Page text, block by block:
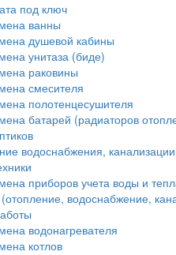
под ключ
ванны
душевой кабины
унитаза (биде)
раковины
смесителя
полотенцесушителя
батарей (радиаторов
водоснабжения,
приборов учета воды и
водоснабжение,
водонагревателя
котлов